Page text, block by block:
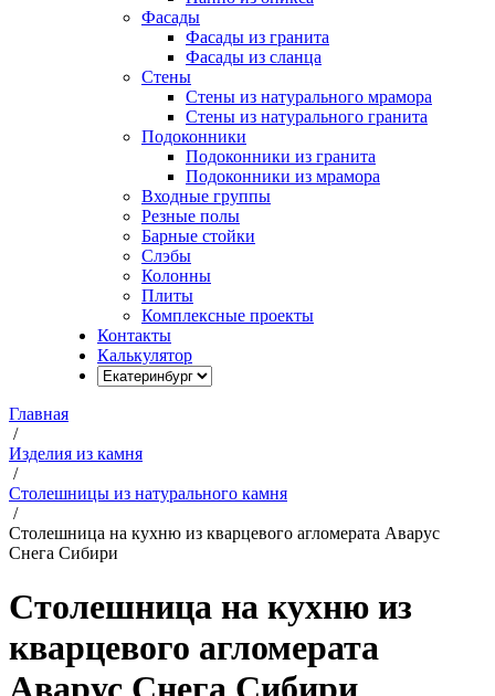
Фасады
Фасады из гранита
Фасады из сланца
Стены
Стены из натурального мрамора
Стены из натурального гранита
Подоконники
Подоконники из гранита
Подоконники из мрамора
Входные группы
Резные полы
Барные стойки
Слэбы
Колонны
Плиты
Комплексные проекты
Контакты
Калькулятор
Главная
/
Изделия из камня
/
Столешницы из натурального камня
/
Столешница на кухню из кварцевого агломерата Аварус
Снега Сибири
Столешница на кухню из
кварцевого агломерата